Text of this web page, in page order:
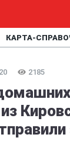
КАРТА-
2185